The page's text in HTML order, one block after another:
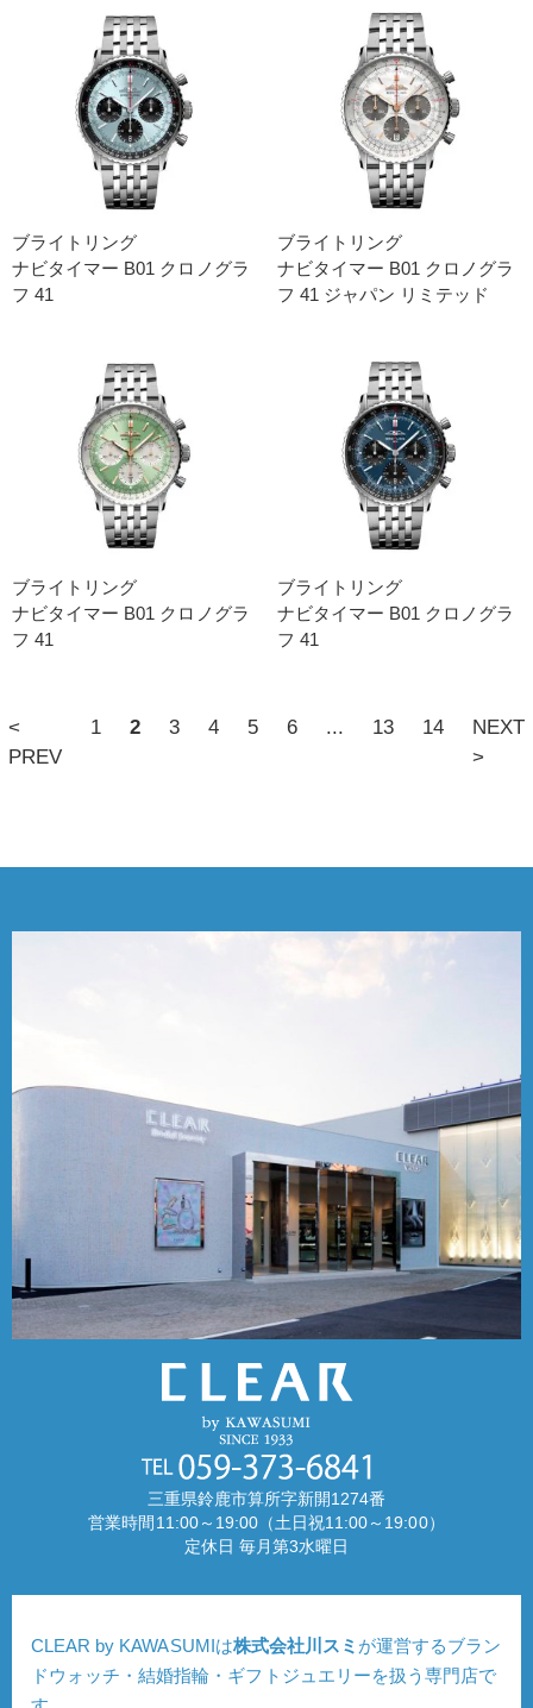
ブライトリング
ナビタイマー B01 クロノグラ
フ 41
ブライトリング
ナビタイマー B01 クロノグラ
フ 41 ジャパン リミテッド
ブライトリング
ナビタイマー B01 クロノグラ
フ 41
ブライトリング
ナビタイマー B01 クロノグラ
フ 41
<
PREV
1 2 3 4 5 6 ... 13 14
NEXT
>
三重県鈴鹿市算所字新開1274番
営業時間11:00～19:00（土日祝11:00～19:00）
定休日 毎月第3水曜日
CLEAR by KAWASUMIは株式会社川スミ が運営するブラン
ドウォッチ・結婚指輪・ギフトジュエリーを扱う専門店で